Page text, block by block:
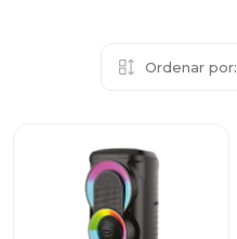
Ordenar por: